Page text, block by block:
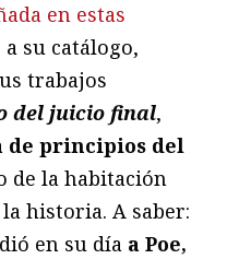
en estas
su catálogo,
trabajos
del juicio final,
de principios del
de la habitación
historia. A saber:
en su día a Poe,